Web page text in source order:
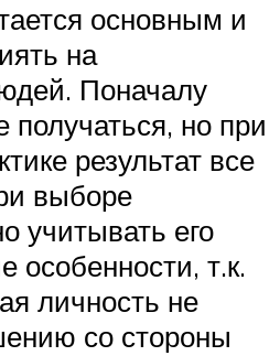
основным и
на
Поначалу
получаться, но при
результат все
выборе
учитывать его
особенности, т.к.
личность не
со стороны